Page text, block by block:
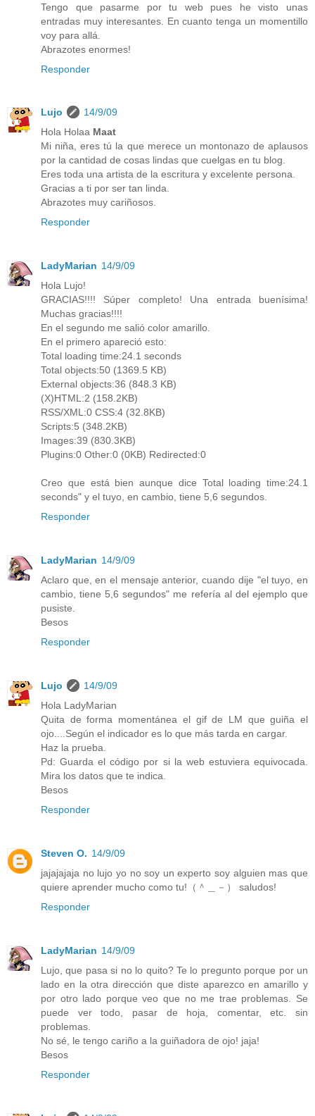
Tengo que pasarme por tu web pues he visto unas
entradas muy interesantes. En cuanto tenga un momentillo
voy para allá.
Abrazotes enormes!
Responder
Lujo
14/9/09
Hola Holaa Maat
Mi niña, eres tú la que merece un montonazo de aplausos
por la cantidad de cosas lindas que cuelgas en tu blog.
Eres toda una artista de la escritura y excelente persona.
Gracias a ti por ser tan linda.
Abrazotes muy cariñosos.
Responder
LadyMarian 14/9/09
Hola Lujo!
GRACIAS!!!! Súper completo! Una entrada buenísima!
Muchas gracias!!!!
En el segundo me salió color amarillo.
En el primero apareció esto:
Total loading time:24.1 seconds
Total objects:50 (1369.5 KB)
External objects:36 (848.3 KB)
(X)HTML:2 (158.2KB)
RSS/XML:0 CSS:4 (32.8KB)
Scripts:5 (348.2KB)
Images:39 (830.3KB)
Plugins:0 Other:0 (0KB) Redirected:0
Creo que está bien aunque dice Total loading time:24.1
seconds" y el tuyo, en cambio, tiene 5,6 segundos.
Responder
LadyMarian 14/9/09
Aclaro que, en el mensaje anterior, cuando dije "el tuyo, en
cambio, tiene 5,6 segundos" me refería al del ejemplo que
pusiste.
Besos
Responder
Lujo
14/9/09
Hola LadyMarian
Quita de forma momentánea el gif de LM que guiña el
ojo....Según el indicador es lo que más tarda en cargar.
Haz la prueba.
Pd: Guarda el código por si la web estuviera equivocada.
Mira los datos que te indica.
Besos
Responder
Steven O. 14/9/09
jajajajaja no lujo yo no soy un experto soy alguien mas que
quiere aprender mucho como tu!（＾＿－） saludos!
Responder
LadyMarian 14/9/09
Lujo, que pasa si no lo quito? Te lo pregunto porque por un
lado en la otra dirección que diste aparezco en amarillo y
por otro lado porque veo que no me trae problemas. Se
puede ver todo, pasar de hoja, comentar, etc. sin
problemas.
No sé, le tengo cariño a la guiñadora de ojo! jaja!
Besos
Responder